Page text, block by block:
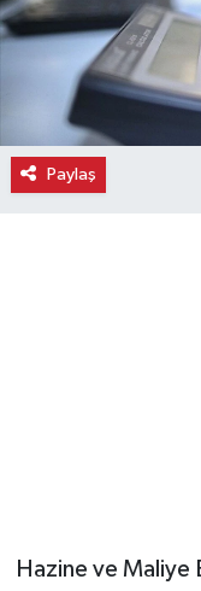
Paylaş
Hazine ve Maliye
Haber
İlçe Haberleri
Keşfet
Siyaset